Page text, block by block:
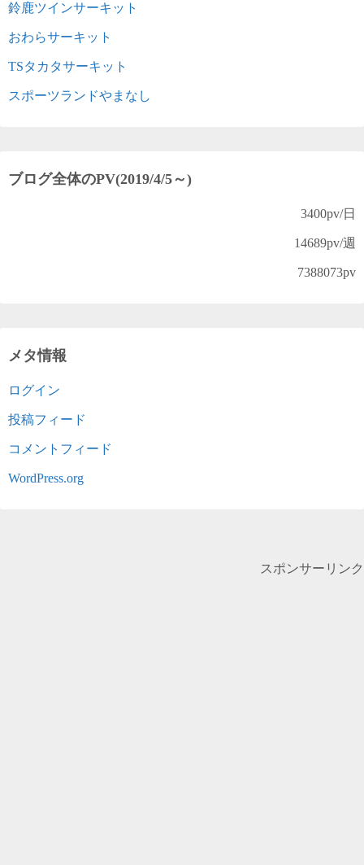
鈴鹿ツインサーキット
おわらサーキット
TSタカタサーキット
スポーツランドやまなし
ブログ全体のPV(2019/4/5～)
3400pv/日
14689pv/週
7388073pv
メタ情報
ログイン
投稿フィード
コメントフィード
WordPress.org
スポンサーリンク